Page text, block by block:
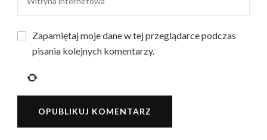
Zapamiętaj moje dane w tej przeglądarce podczas
pisania kolejnych komentarzy.